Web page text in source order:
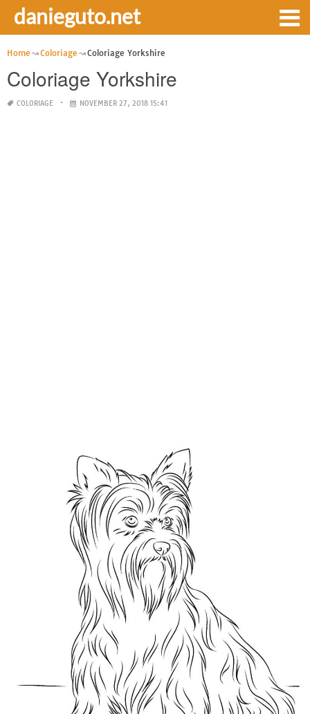
danieguto.net
Home Coloriage Coloriage Yorkshire
Coloriage Yorkshire
COLORIAGE NOVEMBER 27, 2018 15:41